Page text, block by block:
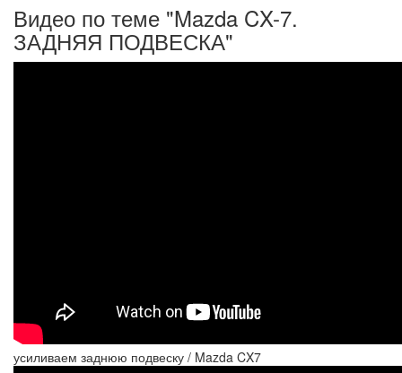
Видео по теме "Mazda CX-7.
ЗАДНЯЯ ПОДВЕСКА"
усиливаем заднюю подвеску / Mazda CX7